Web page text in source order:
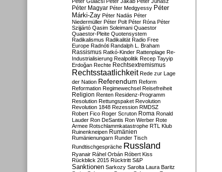
Péter Magyar Péter Medgyessy Péter
Márki-Zay Péter Nadás Péter
Niedermüller Péter Polt Péter Róna Péter
Szijjártó Qasim Soleimani Quaestor
Quaestor-Pleite Quotensystem
Radikalismus Radikalität Radio Free
Europe Radnóti Randalph L. Braham
Rassismus Ratkó-Kinder Rattenplage Re-
Industrialisierung Realpolitik Recep Tayyip
Erdoğan Rechte Rechtsextremismus
Rechtsstaatlichkeit Rede zur Lage
der Nation Referendum Reform
Reformation Regimewechsel Reisefreiheit
Religion Renten Residenz-Programm
Resolution Rettungspaket Revolution
Revolution 1848 Rezession RMDSZ
Robert Fico Roger Scruton Roma Ronald
Lauder Ron DeSantis Ron Werber Rote
Armee Rotschlammkatastrophe RTL Klub
Ruinenkneipen Rumänien
Rumänienungarn Runder Tisch
Rundtischgespräche Russland
Ryanair Ráhel Orbán Róbert Kiss
Rückblick 2015 Rücktritt S&P
Sanktionen Sarkozy Sarolta Laura Baritz